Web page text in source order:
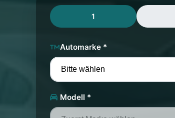
1
Automarke *
Modell *